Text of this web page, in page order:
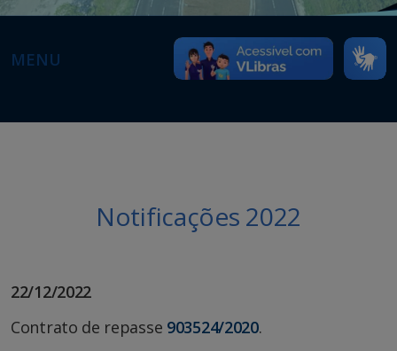
MENU
Notificações 2022
22/12/2022
Contrato de repasse 903524/2020.